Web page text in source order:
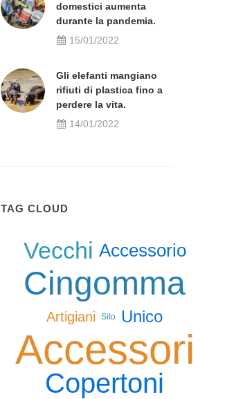
domestici aumenta
durante la pandemia.
15/01/2022
Gli elefanti mangiano
rifiuti di plastica fino a
perdere la vita.
14/01/2022
TAG CLOUD
Vecchi Accessorio
Cingomma
Artigiani Sito Unico
Accessori
Copertoni